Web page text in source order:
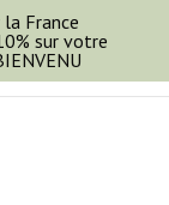
France
sur votre